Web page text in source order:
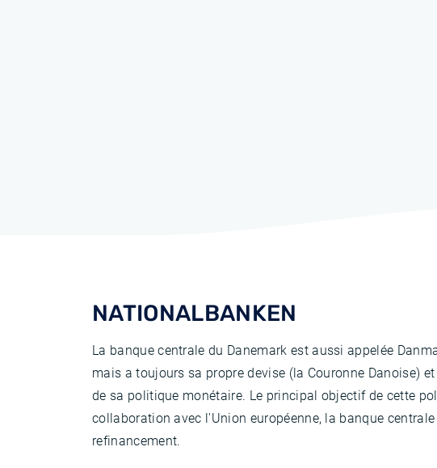
NATIONALBANKEN
La banque centrale du Danemark est aussi appelée
mais a toujours sa propre devise (la Couronne Danoise)
de sa politique monétaire. Le principal objectif de cette
collaboration avec l'Union européenne, la banque
refinancement.